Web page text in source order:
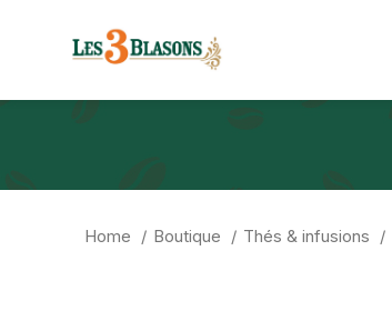
Home Boutique Thés & infusions